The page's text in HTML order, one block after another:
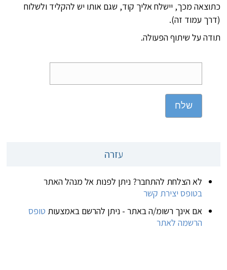
כתוצאה מכך, יישלח אליך קוד, שגם אותו יש להקליד ולשלוח
(דרך עמוד זה).
תודה על שיתוף הפעולה.
שלח
עזרה
לא הצלחת להתחבר? ניתן לפנות אל מנהל האתר
בטופס יצירת קשר
אם אינך רשומ/ה באתר - ניתן להרשם באמצעות טופס
הרשמה לאתר